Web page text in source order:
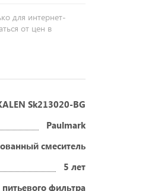
для интернет-
от цен в
Sk213020-BG
Paulmark
смеситель
5 лет
фильтра